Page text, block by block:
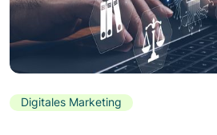
Digitales Marketing